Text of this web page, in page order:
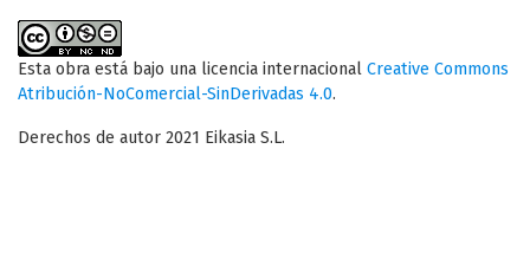
Esta obra está bajo una licencia internacional Creative Commons
Atribución-NoComercial-SinDerivadas 4.0.
Derechos de autor 2021 Eikasia S.L.